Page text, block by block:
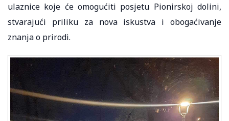
ulaznice koje će omogućiti posjetu Pionirskoj dolini,
stvarajući priliku za nova iskustva i obogaćivanje
znanja o prirodi.